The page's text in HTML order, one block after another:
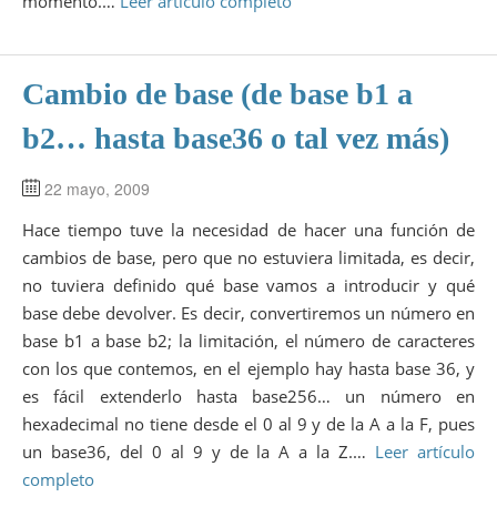
Cambio de base (de base b1 a
b2… hasta base36 o tal vez más)
22 mayo, 2009
Hace tiempo tuve la necesidad de hacer una función de
cambios de base, pero que no estuviera limitada, es decir,
no tuviera definido qué base vamos a introducir y qué
base debe devolver. Es decir, convertiremos un número en
base b1 a base b2; la limitación, el número de caracteres
con los que contemos, en el ejemplo hay hasta base 36, y
es fácil extenderlo hasta base256… un número en
hexadecimal no tiene desde el 0 al 9 y de la A a la F, pues
un base36, del 0 al 9 y de la A a la Z.… Leer artículo
completo